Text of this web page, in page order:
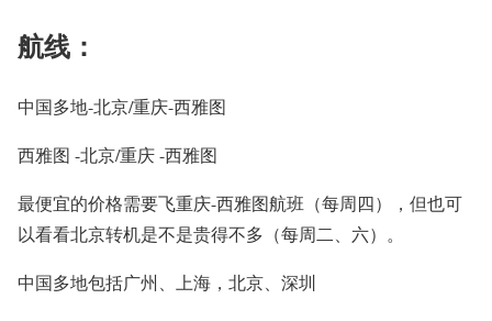
航线：
中国多地-北京/重庆-西雅图
西雅图 -北京/重庆 -西雅图
最便宜的价格需要飞重庆-西雅图航班（每周四），但也可
以看看北京转机是不是贵得不多（每周二、六）。
中国多地包括广州、上海，北京、深圳